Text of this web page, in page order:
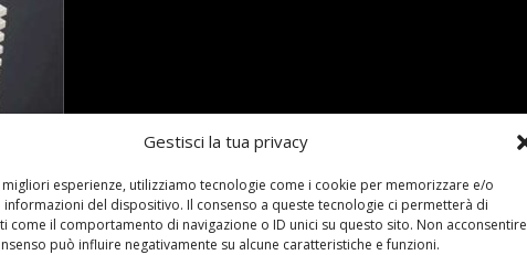
Gestisci la tua privacy
esperienze, utilizziamo tecnologie come i cookie per memorizzare e/o
informazioni del dispositivo. Il consenso a queste tecnologie ci permetterà di
come il comportamento di navigazione o ID unici su questo sito. Non acconsentire
può influire negativamente su alcune caratteristiche e funzioni.